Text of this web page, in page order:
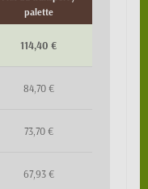
palette
114,40 €
84,70 €
73,70 €
67,93 €